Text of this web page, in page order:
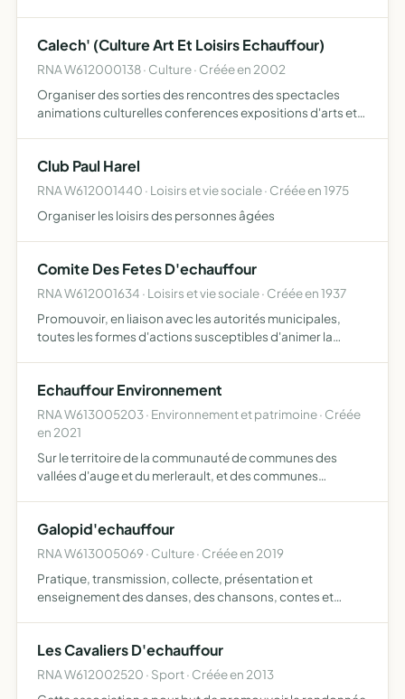
Calech' (Culture Art Et Loisirs Echauffour)
RNA W612000138 · Culture · Créée en 2002
Organiser des sorties des rencontres des spectacles
animations culturelles conferences expositions d'arts et
Club Paul Harel
RNA W612001440 · Loisirs et vie sociale · Créée en 1975
Organiser les loisirs des personnes âgées
Comite Des Fetes D'echauffour
RNA W612001634 · Loisirs et vie sociale · Créée en 1937
Promouvoir, en liaison avec les autorités municipales,
toutes les formes d'actions susceptibles d'animer la
Echauffour Environnement
RNA W613005203 · Environnement et patrimoine · Créée
en 2021
Sur le territoire de la communauté de communes des
vallées d'auge et du merlerault, et des communes
des habitants …
Galopid'echauffour
RNA W613005069 · Culture · Créée en 2019
Pratique, transmission, collecte, présentation et
enseignement des danses, des chansons, contes et
Les Cavaliers D'echauffour
RNA W612002520 · Sport · Créée en 2013